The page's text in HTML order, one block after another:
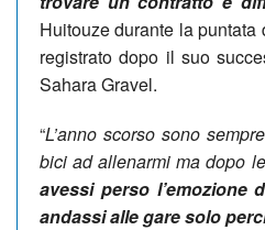
Huitouze durante la puntata
registrato dopo il suo
Sahara Gravel.
“L’anno scorso sono
bici ad allenarmi ma dopo
avessi perso l’emozione
andassi alle gare solo